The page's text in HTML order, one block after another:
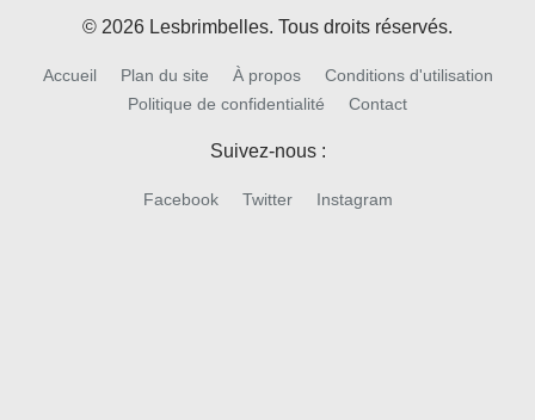
© 2026 Lesbrimbelles. Tous droits réservés.
Accueil Plan du site À propos
Conditions d'utilisation
Politique de confidentialité
Contact
Suivez-nous :
Facebook Twitter Instagram